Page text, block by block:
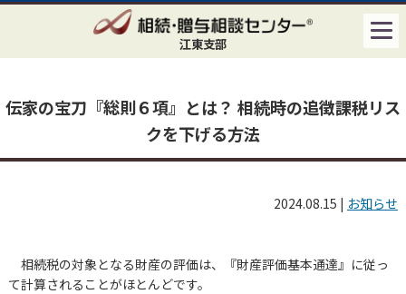
江東支部
伝家の宝刀『総則６項』とは？ 相続時の追徴課税リス
クを下げる方法
2024.08.15 | お知らせ
相続税の対象となる財産の評価は、『財産評価基本通達』に従っ
て計算されることがほとんどです。